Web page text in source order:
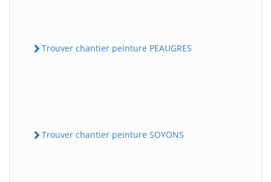
Trouver chantier peinture PEAUGRES
Trouver chantier peinture SOYONS